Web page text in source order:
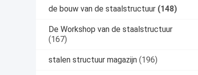
de bouw van de staalstructuur (148)
De Workshop van de staalstructuur
(167)
stalen structuur magazijn (196)